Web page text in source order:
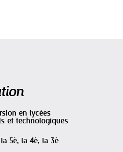
en lycées
et technologiques
5è, la 4è, la 3è